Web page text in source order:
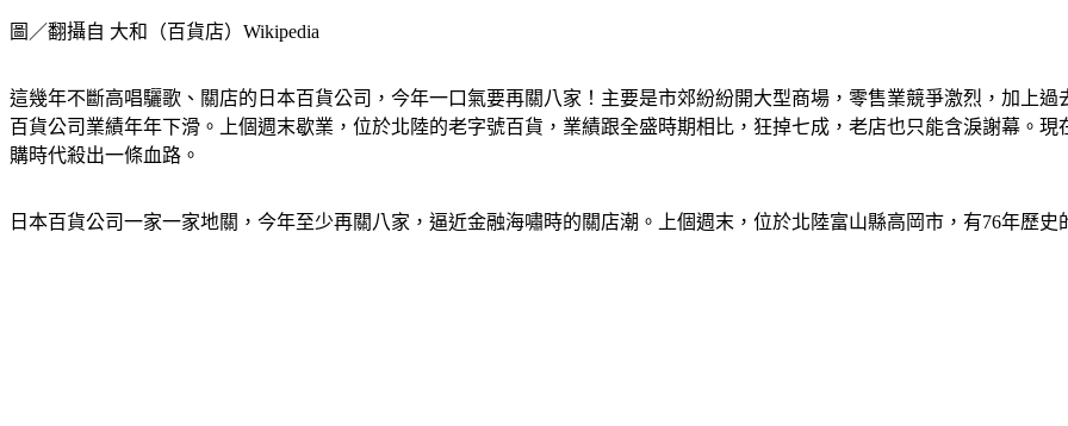
圖／翻攝自 大和（百貨店）Wikipedia
這幾年不斷高唱驪歌、關店的日本百貨公司，今年一口氣要再關八家！主要是市郊紛紛開大型商場，零售業競爭激烈，加上
百貨公司業績年年下滑。上個週末歇業，位於北陸的老字號百貨，業績跟全盛時期相比，狂掉七成，老店也只能含淚謝幕。
購時代殺出一條血路。
日本百貨公司一家一家地關，今年至少再關八家，逼近金融海嘯時的關店潮。上個週末，位於北陸富山縣高岡市，有76年歷史